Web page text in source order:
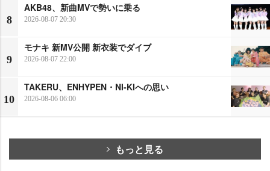
8
AKB48、新曲MVで勢いに乗る
2026-08-07 20:30
9
モナキ 新MV公開 新衣装でダイブ
2026-08-07 22:00
10
TAKERU、ENHYPEN・NI-KIへの思い
2026-08-06 06:00
もっと見る